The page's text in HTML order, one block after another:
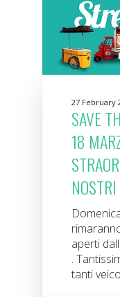
27 February
SAVE
18
aperti
.
tanti